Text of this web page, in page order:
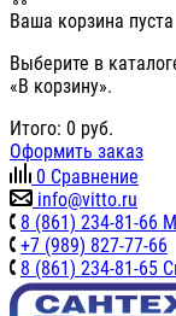
Ваша корзина пуста
Выберите в
«В корзину».
Итого: 0 руб.
Оформить заказ
0 Сравнение
info@vitto.ru
8 (861) 234-81-66
+7 (989) 827-77-66
8 (861) 234-81-65